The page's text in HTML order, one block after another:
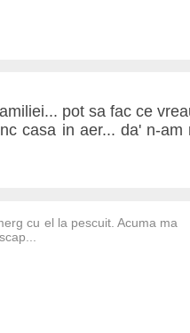
pot sa fac ce
casa in aer... da' n-
cu el la pescuit. Acuma ma